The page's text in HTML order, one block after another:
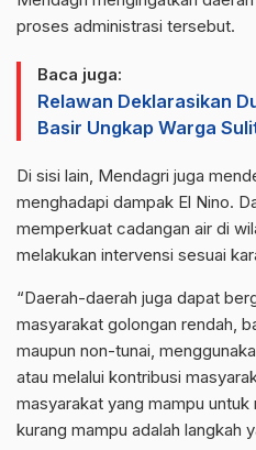
proses administrasi tersebut.
Baca juga:
Relawan Deklarasikan
Basir Ungkap Warga
Di sisi lain, Mendagri juga
menghadapi dampak El Nino.
memperkuat cadangan air di
melakukan intervensi sesuai
“Daerah-daerah juga dapat
masyarakat golongan rendah,
maupun non-tunai,
atau melalui kontribusi
masyarakat yang mampu
kurang mampu adalah langkah